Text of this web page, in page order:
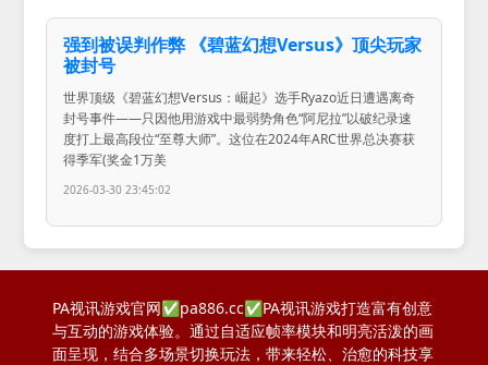
强到被误判作弊 《碧蓝幻想Versus》顶尖玩家
被封号
世界顶级《碧蓝幻想Versus：崛起》选手Ryazo近日遭遇离奇
封号事件——只因他用游戏中最弱势角色“阿尼拉”以破纪录速
度打上最高段位“至尊大师”。这位在2024年ARC世界总决赛获
得季军(奖金1万美
2026-03-30 23:45:02
PA视讯游戏官网✅pa886.cc✅PA视讯游戏打造富有创意
与互动的游戏体验。通过自适应帧率模块和明亮活泼的画
面呈现，结合多场景切换玩法，带来轻松、治愈的科技享